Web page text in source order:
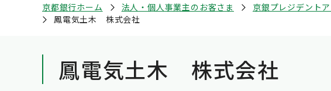
京都銀行ホーム 法人・個人事業主のお客さま 京銀プレジデント
鳳電気土木 株式会社
鳳電気土木 株式会社